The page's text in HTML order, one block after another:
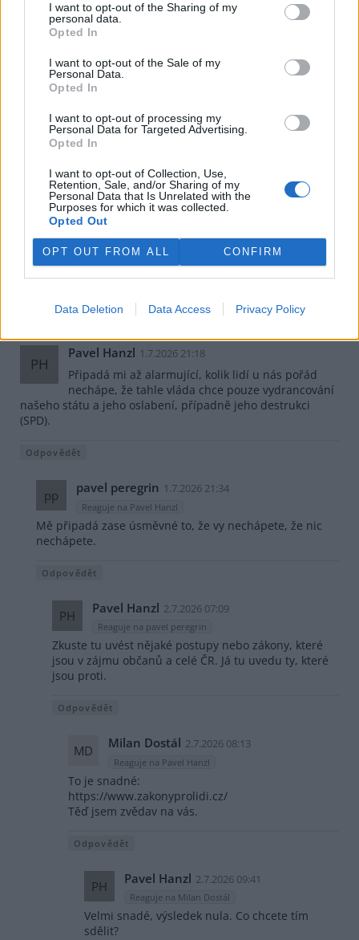
I want to opt-out of the Sharing of my
personal data.
Opted In
I want to opt-out of the Sale of my
Personal Data.
Opted In
I want to opt-out of processing my
Personal Data for Targeted Advertising.
Opted In
I want to opt-out of Collection, Use,
Retention, Sale, and/or Sharing of my
Personal Data that Is Unrelated with the
Purposes for which it was collected.
Opted Out
OPT OUT FROM ALL CONFIRM
Data Deletion Data Access Privacy Policy
aktivních zónách od té doby?
Taková konkréta bych rozhodně uvítal!
Kdyby někoho zajímalo BBB, tak ještě propracovanější
systém je předveden v knize (= založené na praxi): Freitag,
B., et al. (2009): Floodplain Management: A New Approach
ISBN 978-1597266352.
Ale je to hodně o municipalitách, kdežto v CZ jsme
mentálně stále příliš poddáni představě o všemocné
Odpovědět
PB
Tak rád bych se připravoval na svém a za své na
všechny ty dopady, ale stát mně v tom brání.
Odpovědět
PH
Pavel Hanzl 1.7.2026 21:18
Připadá mi až alarmující, kolik lidí u nás pořád
nechápe, že tahle vláda chce pouze vydrancování
našeho státu a jeho oslabení, případně jeho destrukci
(SPD).
Odpovědět
pp pavel peregrin 1.7.2026 21:34
Reaguje na Pavel Hanzl
Mě připadá zase úsměvné to, že vy nechápete, že nic
nechápete.
Odpovědět
PH Pavel Hanzl 2.7.2026 07:09
Reaguje na pavel peregrin
Zkuste tu uvést nějaké postupy nebo zákony, které
jsou v zájmu občanů a celé ČR. Já tu uvedu ty, které
jsou proti.
Odpovědět
MD Milan Dostál 2.7.2026 08:13
Reaguje na Pavel Hanzl
To je snadné:
https://www.zakonyprolidi.cz/
Těď jsem zvědav na vás.
Odpovědět
PH Pavel Hanzl 2.7.2026 09:41
Reaguje na Milan Dostál
Velmi snadé, výsledek nula. Co chcete tím
sdělit?